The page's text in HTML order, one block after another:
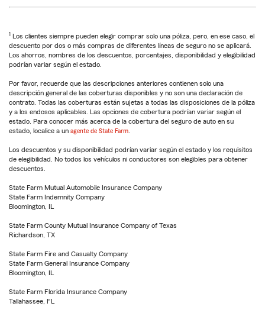
1 Los clientes siempre pueden elegir comprar solo una póliza, pero, en ese caso, el
descuento por dos o más compras de diferentes líneas de seguro no se aplicará.
Los ahorros, nombres de los descuentos, porcentajes, disponibilidad y elegibilidad
podrían variar según el estado.
Por favor, recuerde que las descripciones anteriores contienen solo una
descripción general de las coberturas disponibles y no son una declaración de
contrato. Todas las coberturas están sujetas a todas las disposiciones de la póliza
y a los endosos aplicables. Las opciones de cobertura podrían variar según el
estado. Para conocer más acerca de la cobertura del seguro de auto en su
estado, localice a un agente de State Farm
Los descuentos y su disponibilidad podrían variar según el estado y los requisitos
de elegibilidad. No todos los vehículos ni conductores son elegibles para obtener
descuentos.
State Farm Mutual Automobile Insurance Company
State Farm Indemnity Company
Bloomington, IL
State Farm County Mutual Insurance Company of Texas
Richardson, TX
State Farm Fire and Casualty Company
State Farm General Insurance Company
Bloomington, IL
State Farm Florida Insurance Company
Tallahassee, FL